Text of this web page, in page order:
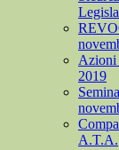
Azioni
2019
A.T.A.